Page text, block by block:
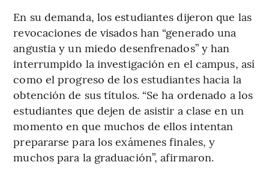
En su demanda, los estudiantes dijeron que las
revocaciones de visados han “generado una
angustia y un miedo desenfrenados” y han
interrumpido la investigación en el campus, así
como el progreso de los estudiantes hacia la
obtención de sus títulos. “Se ha ordenado a los
estudiantes que dejen de asistir a clase en un
momento en que muchos de ellos intentan
prepararse para los exámenes finales, y
muchos para la graduación”, afirmaron.